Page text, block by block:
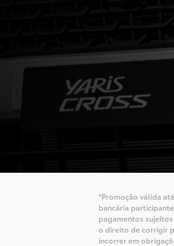
*Promoção válida até
bancária
pagamentos
o direito de corrigir
incorrer em